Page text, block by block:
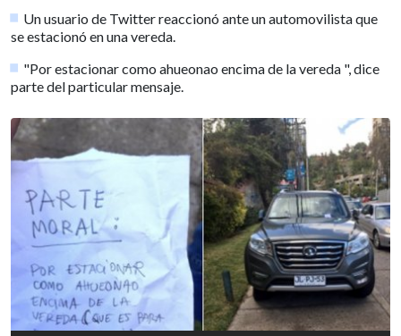
Un usuario de Twitter reaccionó ante un automovilista que
se estacionó en una vereda.
"Por estacionar como ahueonao encima de la vereda ", dice
parte del particular mensaje.